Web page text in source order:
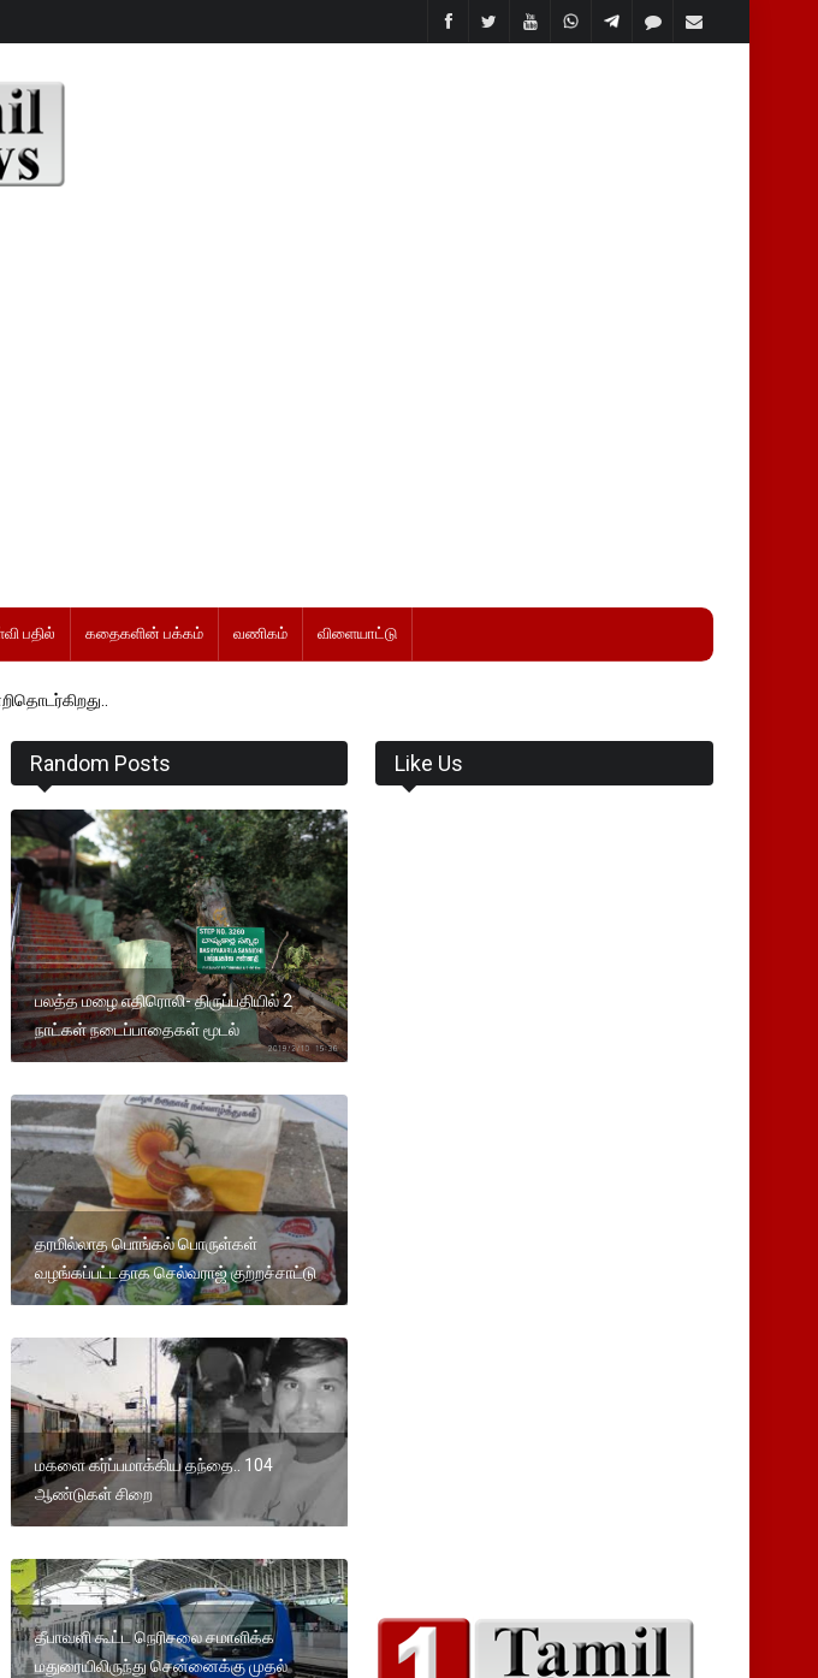
பதில் கதைகளின் பக்கம் வணிகம் விளையாட்டு
Random Posts
பலத்த மழை எதிரொலி- திருப்பதியில் 2
நாட்கள் நடைப்பாதைகள் மூடல்
தரமில்லாத பொங்கல் பொருள்கள்
வழங்கப்பட்டதாக செல்வராஜ் குற்றச்சாட்டு
மகளை கர்ப்பமாக்கிய தந்தை.. 104
ஆண்டுகள் சிறை
தீபாவளி கூட்ட நெரிசலை சமாளிக்க
மதுரையிலிருந்து சென்னைக்கு முதல்
Like Us